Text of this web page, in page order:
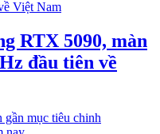
RTX 5090, màn
đầu tiên về